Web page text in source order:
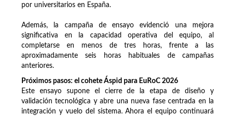
por universitarios en España.
Además, la campaña de ensayo evidenció una mejora
significativa en la capacidad operativa del equipo, al
completarse en menos de tres horas, frente a las
aproximadamente seis horas habituales de campañas
anteriores.
Próximos pasos: el cohete Áspid para EuRoC 2026
Este ensayo supone el cierre de la etapa de diseño y
validación tecnológica y abre una nueva fase centrada en la
integración y vuelo del sistema. Ahora el equipo continuará